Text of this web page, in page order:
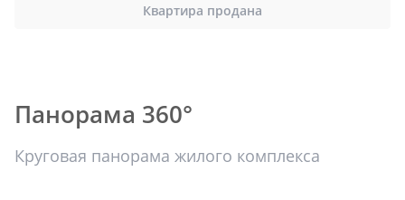
Квартира продана
Панорама 360°
Круговая панорама жилого комплекса